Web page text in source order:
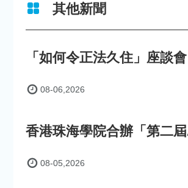
其他新聞
「如何令正法久住」座談會
08-06,2026
08-05,2026